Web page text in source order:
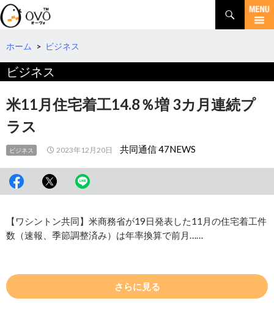
検
索
コ
テ
へ
移
動
ホーム > ビジネス
ビジネス
米11月住宅着工14.8％増 3カ月連続プ
ラス
ビジネス 2023年12月20日 共同通信 47NEWS
【ワシントン共同】米商務省が19日発表した11月の住宅着工件
数（速報、季節調整済み）は年率換算で前月……
さらに見る